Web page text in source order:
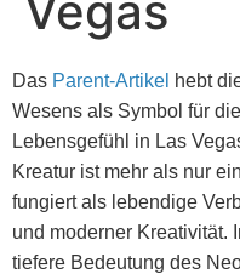
Das Parent-Artikel hebt
Wesens als Symbol für
Lebensgefühl in Las
Kreatur ist mehr als nur
fungiert als lebendige
und moderner Kreativität.
tiefere Bedeutung des